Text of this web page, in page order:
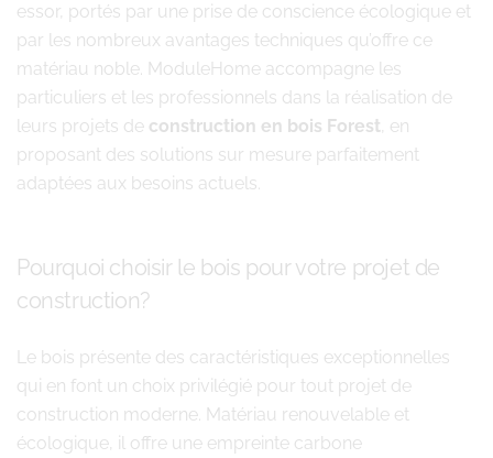
essor, portés par une prise de conscience écologique et
par les nombreux avantages techniques qu’offre ce
matériau noble. ModuleHome accompagne les
particuliers et les professionnels dans la réalisation de
leurs projets de construction en bois Forest , en
proposant des solutions sur mesure parfaitement
adaptées aux besoins actuels.
Pourquoi choisir le bois pour votre projet de
construction?
Le bois présente des caractéristiques exceptionnelles
qui en font un choix privilégié pour tout projet de
construction moderne. Matériau renouvelable et
écologique, il offre une empreinte carbone